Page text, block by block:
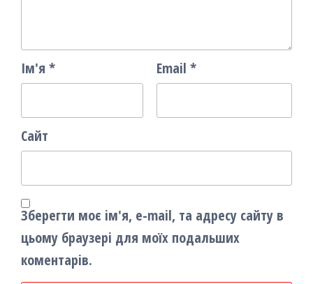
Ім'я * Email *
Сайт
Зберегти моє ім'я, e-mail, та адресу сайту в
цьому браузері для моїх подальших
коментарів.